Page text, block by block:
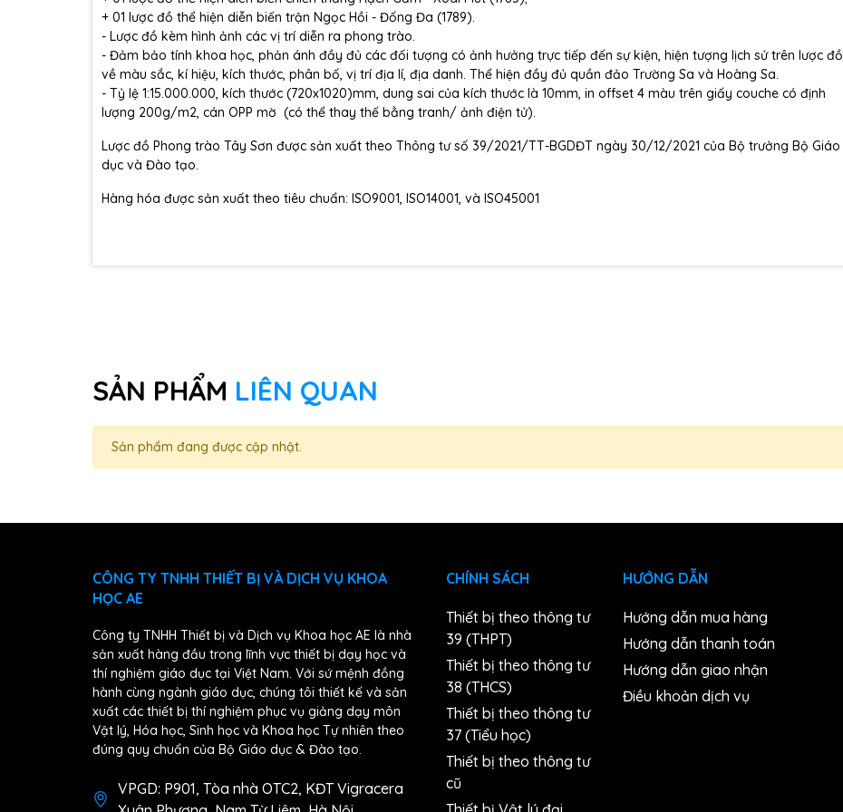
+ 01 lược đồ thể hiện diễn biến trận Ngọc Hồi - Đống Đa (1789).
- Lược đồ kèm hình ảnh các vị trí diễn ra phong trào.
- Đảm bảo tính khoa học, phản ánh đầy đủ các đối tượng có ảnh hưởng trực tiếp đến sự kiện, hiện tượng lịch sử trên lược đồ
về màu sắc, kí hiệu, kích thước, phân bố, vị trí địa lí, địa danh. Thể hiện đầy đủ quần đảo Trường Sa và Hoàng Sa.
- Tỷ lệ 1:15.000.000, kích thước (720x1020)mm, dung sai của kích thước là 10mm, in offset 4 màu trên giấy couche có định
lượng 200g/m2, cán OPP mờ (có thể thay thế bằng tranh/ ảnh điện tử).
Lược đồ Phong trào Tây Sơn được sản xuất theo Thông tư số 39/2021/TT-BGDĐT ngày 30/12/2021 của Bộ trưởng Bộ Giáo
dục và Đào tạo.
Hàng hóa được sản xuất theo tiêu chuẩn: ISO9001, ISO14001, và ISO45001
SẢN PHẨM LIÊN QUAN
Sản phẩm đang được cập nhật.
CÔNG TY TNHH THIẾT BỊ VÀ DỊCH VỤ KHOA
HỌC AE
Công ty TNHH Thiết bị và Dịch vụ Khoa học AE là nhà
sản xuất hàng đầu trong lĩnh vực thiết bị dạy học và
thí nghiệm giáo dục tại Việt Nam. Với sứ mệnh đồng
hành cùng ngành giáo dục, chúng tôi thiết kế và sản
xuất các thiết bị thí nghiệm phục vụ giảng dạy môn
Vật lý, Hóa học, Sinh học và Khoa học Tự nhiên theo
đúng quy chuẩn của Bộ Giáo dục & Đào tạo.
VPGD: P901, Tòa nhà OTC2, KĐT Vigracera
CHÍNH SÁCH
Thiết bị theo thông tư
39 (THPT)
Thiết bị theo thông tư
38 (THCS)
Thiết bị theo thông tư
37 (Tiểu học)
Thiết bị theo thông tư
cũ
HƯỚNG DẪN
Hướng dẫn mua hàng
Hướng dẫn thanh toán
Hướng dẫn giao nhận
Điều khoản dịch vụ